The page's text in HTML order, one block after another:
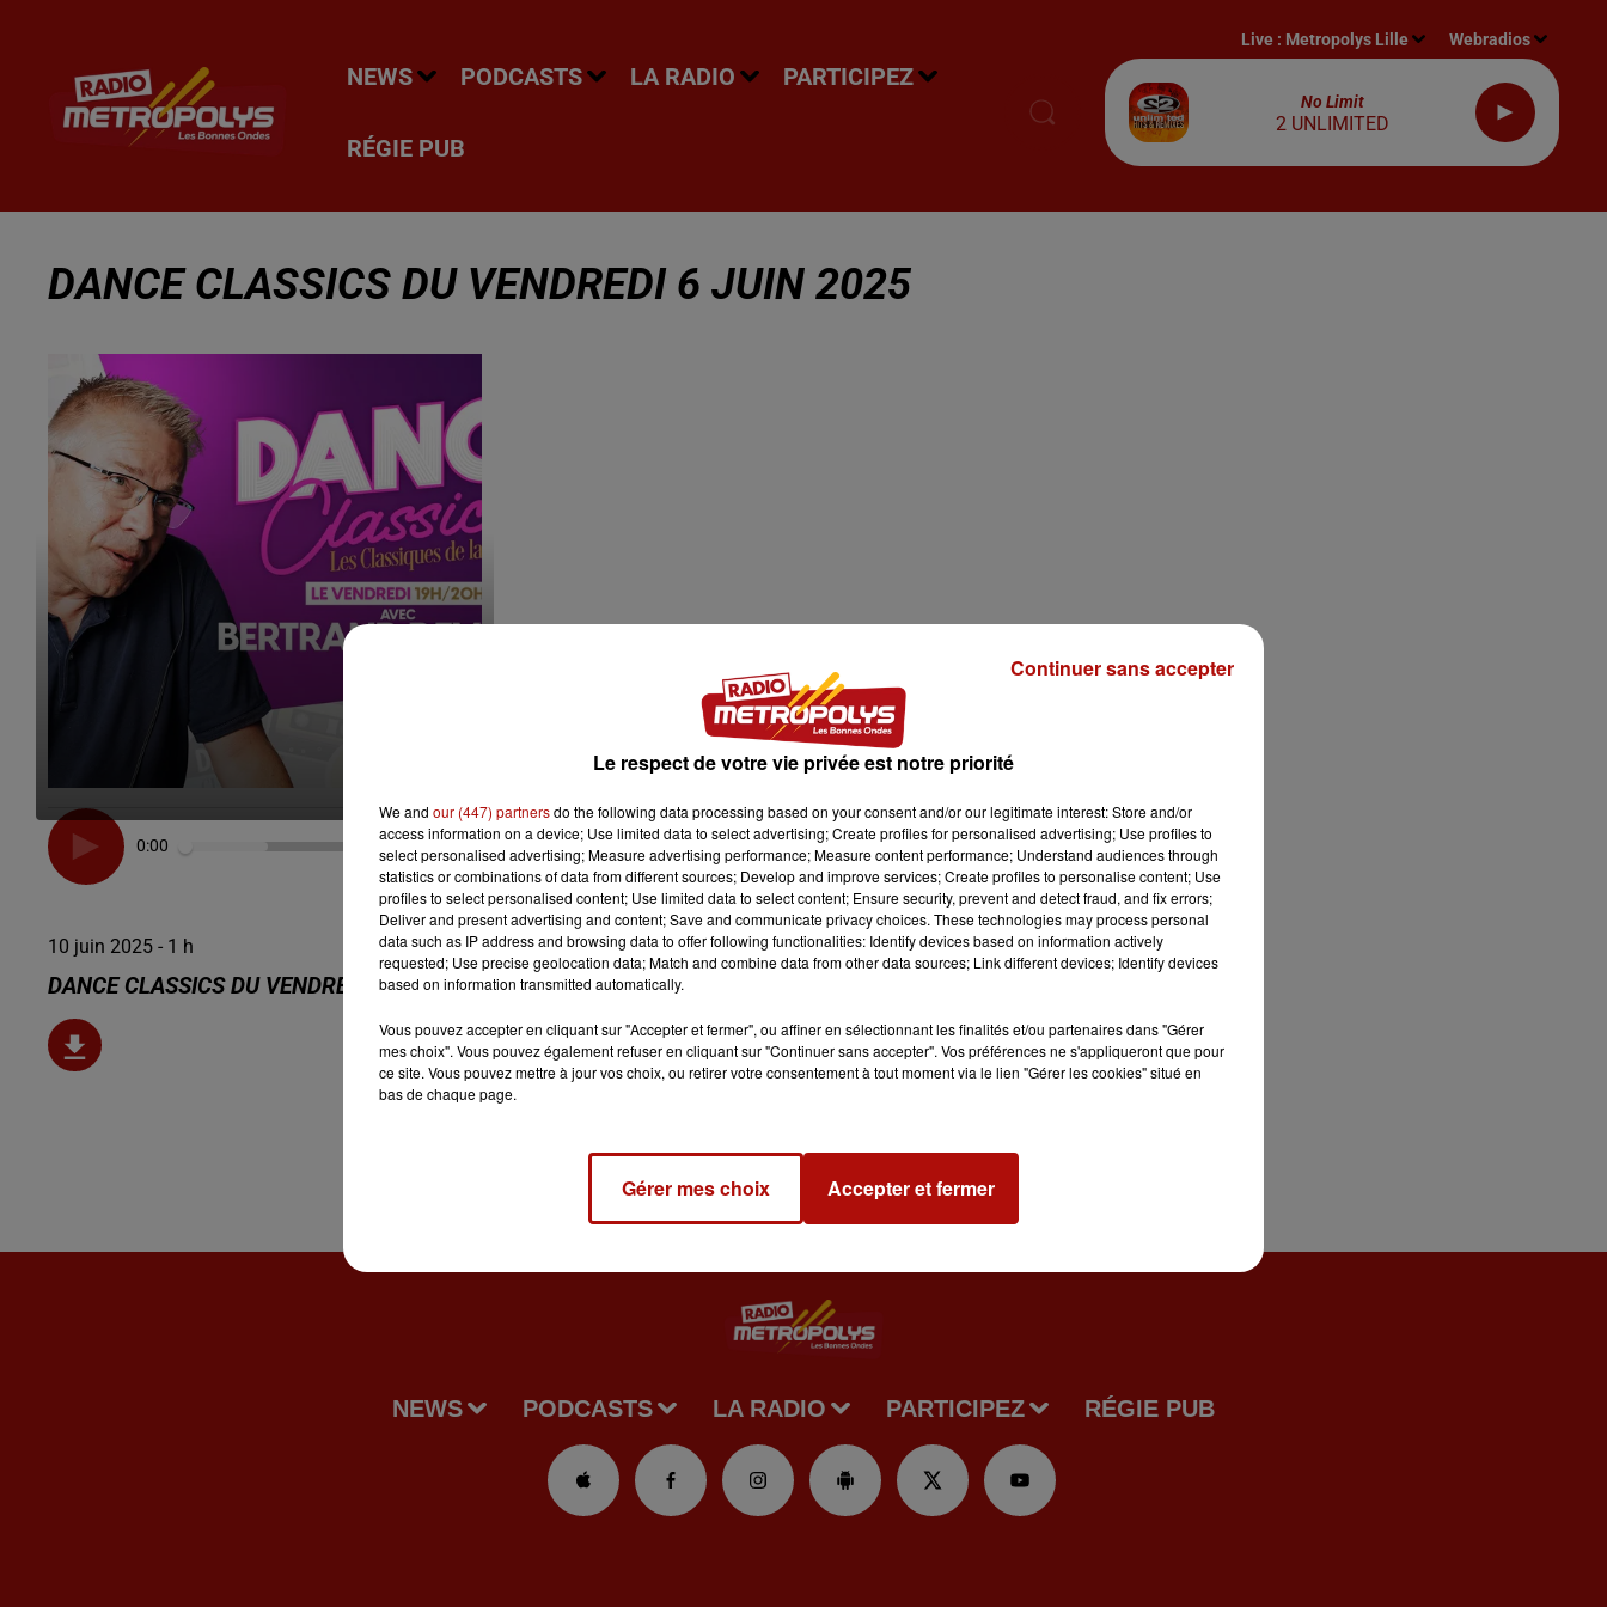
NEWS PODCASTS LA RADIO PARTICIPEZ
RÉGIE PUB
Live : Metropolys Lille Webradios
No Limit
2 UNLIMITED
DANCE CLASSICS DU VENDREDI 6 JUIN 2025
0:00 1 h
10 juin 2025 - 1 h
DANCE CLASSICS DU VENDREDI 6 JUIN 2025
NEWS PODCASTS LA RADIO PARTICIPEZ RÉGIE PUB
Le respect de votre vie privée est notre priorité
We and our (447) partnersdo the following data processing based on your consent and/or our legitimate interest: Store and/or
access information on a device; Use limited data to select advertising; Create profiles for personalised advertising; Use profiles to
select personalised advertising; Measure advertising performance; Measure content performance; Understand audiences through
statistics or combinations of data from different sources; Develop and improve services; Create profiles to personalise content; Use
profiles to select personalised content; Use limited data to select content; Ensure security, prevent and detect fraud, and fix errors;
Deliver and present advertising and content; Save and communicate privacy choices. These technologies may process personal
data such as IP address and browsing data to offer following functionalities: Identify devices based on information actively
requested; Use precise geolocation data; Match and combine data from other data sources; Link different devices; Identify devices
based on information transmitted automatically.
Vous pouvez accepter en cliquant sur "Accepter et fermer", ou affiner en sélectionnant les finalités et/ou partenaires dans "Gérer
mes choix". Vous pouvez également refuser en cliquant sur "Continuer sans accepter". Vos préférences ne s'appliqueront que pour
ce site. Vous pouvez mettre à jour vos choix, ou retirer votre consentement à tout moment via le lien "Gérer les cookies" situé en
bas de chaque page.
Gérer mes choix Accepter et fermer
Continuer sans accepter